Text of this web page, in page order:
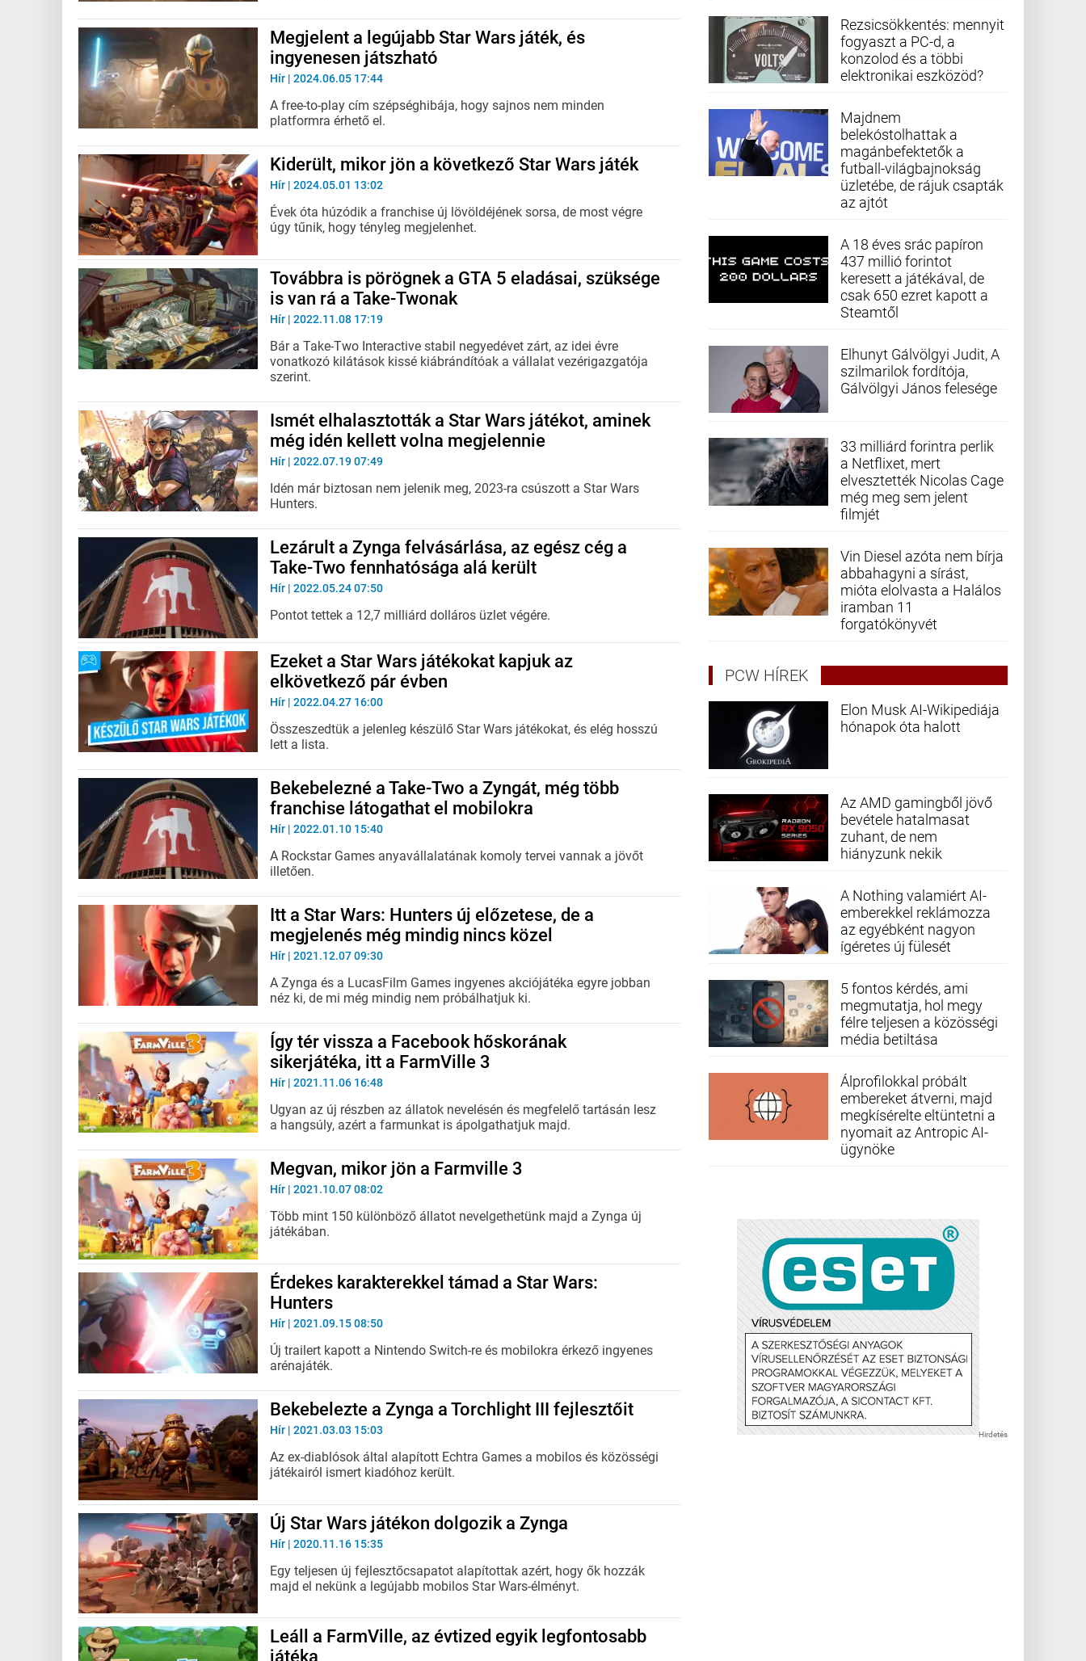
Megjelent a legújabb Star Wars játék, és
ingyenesen játszható
Hír | 2024.06.05 17:44
A free-to-play cím szépséghibája, hogy sajnos nem minden
platformra érhető el.
Kiderült, mikor jön a következő Star Wars játék
Hír | 2024.05.01 13:02
Évek óta húzódik a franchise új lövöldéjének sorsa, de most végre
úgy tűnik, hogy tényleg megjelenhet.
Továbbra is pörögnek a GTA 5 eladásai, szüksége
is van rá a Take-Twonak
Hír | 2022.11.08 17:19
Bár a Take-Two Interactive stabil negyedévet zárt, az idei évre
vonatkozó kilátások kissé kiábrándítóak a vállalat vezérigazgatója
szerint.
Ismét elhalasztották a Star Wars játékot, aminek
még idén kellett volna megjelennie
Hír | 2022.07.19 07:49
Idén már biztosan nem jelenik meg, 2023-ra csúszott a Star Wars
Hunters.
Lezárult a Zynga felvásárlása, az egész cég a
Take-Two fennhatósága alá került
Hír | 2022.05.24 07:50
Pontot tettek a 12,7 milliárd dolláros üzlet végére.
Ezeket a Star Wars játékokat kapjuk az
elkövetkező pár évben
Hír | 2022.04.27 16:00
Összeszedtük a jelenleg készülő Star Wars játékokat, és elég hosszú
lett a lista.
Bekebelezné a Take-Two a Zyngát, még több
franchise látogathat el mobilokra
Hír | 2022.01.10 15:40
A Rockstar Games anyavállalatának komoly tervei vannak a jövőt
illetően.
Itt a Star Wars: Hunters új előzetese, de a
megjelenés még mindig nincs közel
Hír | 2021.12.07 09:30
A Zynga és a LucasFilm Games ingyenes akciójátéka egyre jobban
néz ki, de mi még mindig nem próbálhatjuk ki.
Így tér vissza a Facebook hőskorának
sikerjátéka, itt a FarmVille 3
Hír | 2021.11.06 16:48
Ugyan az új részben az állatok nevelésén és megfelelő tartásán lesz
a hangsúly, azért a farmunkat is ápolgathatjuk majd.
Megvan, mikor jön a Farmville 3
Hír | 2021.10.07 08:02
Több mint 150 különböző állatot nevelgethetünk majd a Zynga új
játékában.
Érdekes karakterekkel támad a Star Wars:
Hunters
Hír | 2021.09.15 08:50
Új trailert kapott a Nintendo Switch-re és mobilokra érkező ingyenes
arénajáték.
Bekebelezte a Zynga a Torchlight III fejlesztőit
Hír | 2021.03.03 15:03
Az ex-diablósok által alapított Echtra Games a mobilos és közösségi
játékairól ismert kiadóhoz került.
Új Star Wars játékon dolgozik a Zynga
Hír | 2020.11.16 15:35
Egy teljesen új fejlesztőcsapatot alapítottak azért, hogy ők hozzák
majd el nekünk a legújabb mobilos Star Wars-élményt.
Leáll a FarmVille, az évtized egyik legfontosabb
játéka
Rezsicsökkentés: mennyit
fogyaszt a PC-d, a
konzolod és a többi
elektronikai eszközöd?
Majdnem
belekóstolhattak a
magánbefektetők a
futball-világbajnokság
üzletébe, de rájuk csapták
az ajtót
A 18 éves srác papíron
437 millió forintot
keresett a játékával, de
csak 650 ezret kapott a
Steamtől
Elhunyt Gálvölgyi Judit, A
szilmarilok fordítója,
Gálvölgyi János felesége
33 milliárd forintra perlik
a Netflixet, mert
elvesztették Nicolas Cage
még meg sem jelent
filmjét
Vin Diesel azóta nem bírja
abbahagyni a sírást,
mióta elolvasta a Halálos
iramban 11
forgatókönyvét
PCW HÍREK
Elon Musk AI-Wikipediája
hónapok óta halott
Az AMD gamingből jövő
bevétele hatalmasat
zuhant, de nem
hiányzunk nekik
A Nothing valamiért AI-
emberekkel reklámozza
az egyébként nagyon
ígéretes új fülesét
5 fontos kérdés, ami
megmutatja, hol megy
félre teljesen a közösségi
média betiltása
Álprofilokkal próbált
embereket átverni, majd
megkísérelte eltüntetni a
nyomait az Antropic AI-
ügynöke
Hirdetés